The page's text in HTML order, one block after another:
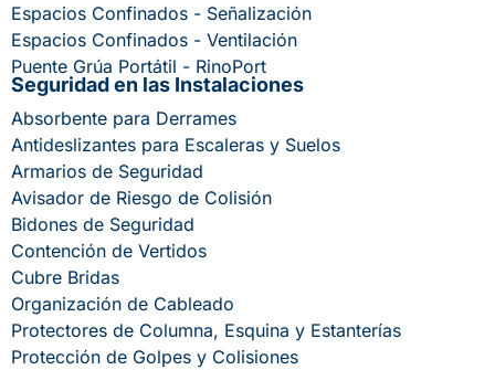
Espacios Confinados - Señalización
Espacios Confinados - Ventilación
Puente Grúa Portátil - RinoPort
Seguridad en las Instalaciones
Absorbente para Derrames
Antideslizantes para Escaleras y Suelos
Armarios de Seguridad
Avisador de Riesgo de Colisión
Bidones de Seguridad
Contención de Vertidos
Cubre Bridas
Organización de Cableado
Protectores de Columna, Esquina y Estanterías
Protección de Golpes y Colisiones